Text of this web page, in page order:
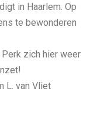
in Haarlem. Op
te bewonderen
zich hier weer
L. van Vliet